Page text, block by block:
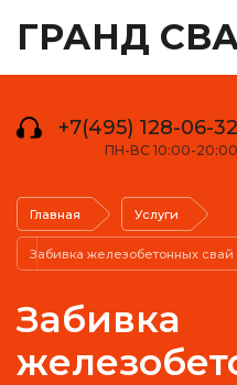
ГРАНД
+7(495) 128-06-32
ПН-ВС 10:00-20:00
Главная Услуги
Забивка железобетонных свай
Забивка